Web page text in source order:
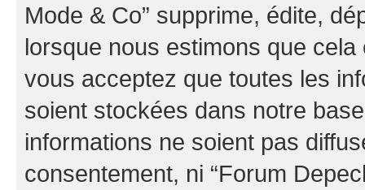
Mode & Co” supprime, édite,
lorsque nous estimons que cela
vous acceptez que toutes les
soient stockées dans notre
informations ne soient pas
consentement, ni “Forum